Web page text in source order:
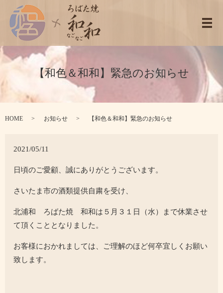
メ
【和色＆和和】緊急のお知らせ
HOME お知らせ 【和色＆和和】緊急のお知らせ
2021/05/11
日頃のご愛顧、誠にありがとうございます。
さいたま市の酒類提供自粛を受け、
北浦和 ろばた焼 和和は５月３１日（水）まで休業させ
て頂くこととなりました。
お客様におかれましては、ご理解のほど何卒宜しくお願い
致します。